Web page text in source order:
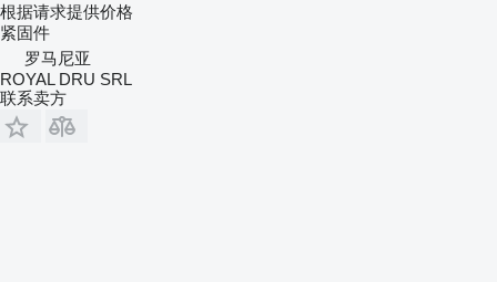
根据请求提供价格
紧固件
罗马尼亚
ROYAL DRU SRL
联系卖方